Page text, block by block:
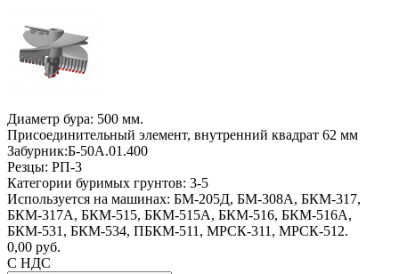
Диаметр бура: 500 мм.
Присоединительный элемент, внутренний квадрат 62 мм
Забурник:Б-50А.01.400
Резцы: РП-3
Категории буримых грунтов: 3-5
Используется на машинах: БМ-205Д, БМ-308А, БКМ-317,
БКМ-317А, БКМ-515, БКМ-515А, БКМ-516, БКМ-516А,
БКМ-531, БКМ-534, ПБКМ-511, МРСК-311, МРСК-512.
0,00 руб.
С НДС